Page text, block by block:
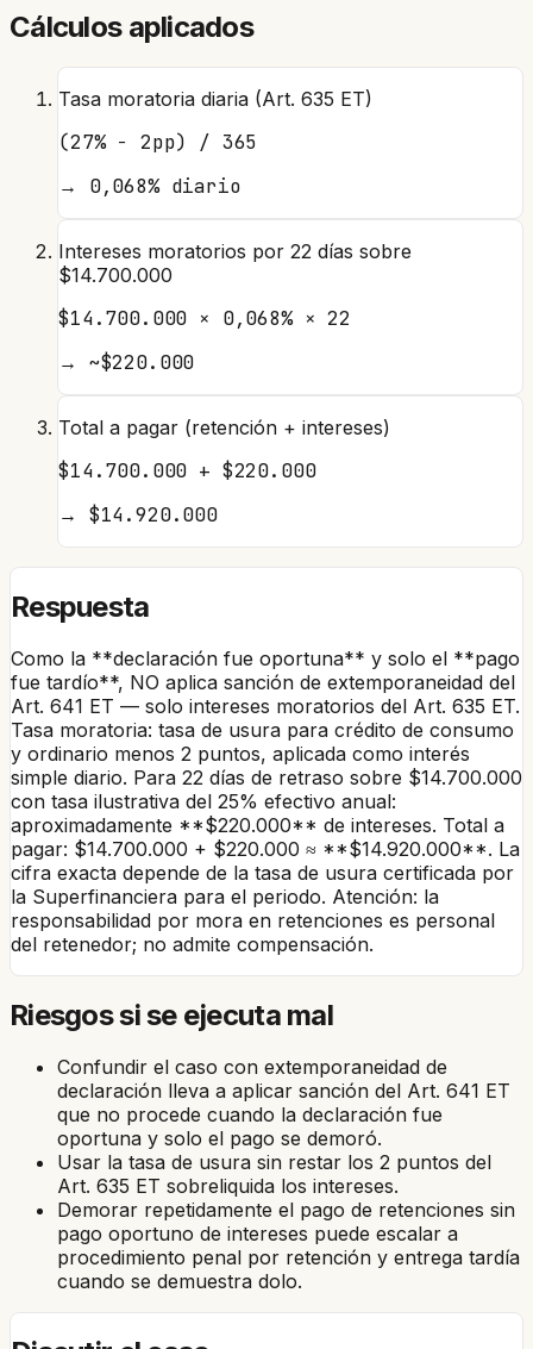
Cálculos aplicados
Tasa moratoria diaria (Art. 635 ET)
(27% − 2pp) / 365
→ 0,068% diario
Intereses moratorios por 22 días sobre
$14.700.000
$14.700.000 × 0,068% × 22
→ ~$220.000
Total a pagar (retención + intereses)
$14.700.000 + $220.000
→ $14.920.000
Respuesta
Como la **declaración fue oportuna** y solo el **pago
fue tardío**, NO aplica sanción de extemporaneidad del
Art. 641 ET — solo intereses moratorios del Art. 635 ET.
Tasa moratoria: tasa de usura para crédito de consumo
y ordinario menos 2 puntos, aplicada como interés
simple diario. Para 22 días de retraso sobre $14.700.000
con tasa ilustrativa del 25% efectivo anual:
aproximadamente **$220.000** de intereses. Total a
pagar: $14.700.000 + $220.000 ≈ **$14.920.000**. La
cifra exacta depende de la tasa de usura certificada por
la Superfinanciera para el periodo. Atención: la
responsabilidad por mora en retenciones es personal
del retenedor; no admite compensación.
Riesgos si se ejecuta mal
Confundir el caso con extemporaneidad de
declaración lleva a aplicar sanción del Art. 641 ET
que no procede cuando la declaración fue
oportuna y solo el pago se demoró.
Usar la tasa de usura sin restar los 2 puntos del
Art. 635 ET sobreliquida los intereses.
Demorar repetidamente el pago de retenciones sin
pago oportuno de intereses puede escalar a
procedimiento penal por retención y entrega tardía
cuando se demuestra dolo.